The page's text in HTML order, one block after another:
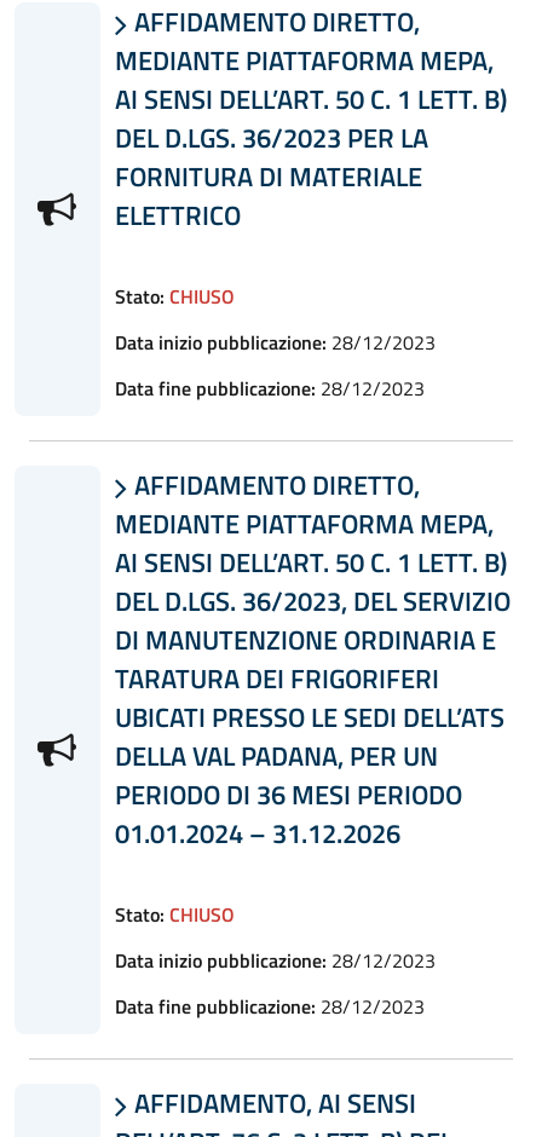
 AFFIDAMENTO DIRETTO,
MEDIANTE PIATTAFORMA MEPA,
AI SENSI DELL’ART. 50 C. 1 LETT. B)
DEL D.LGS. 36/2023 PER LA
FORNITURA DI MATERIALE
ELETTRICO
Stato: CHIUSO
Data inizio pubblicazione: 28/12/2023
Data fine pubblicazione: 28/12/2023
 AFFIDAMENTO DIRETTO,
MEDIANTE PIATTAFORMA MEPA,
AI SENSI DELL’ART. 50 C. 1 LETT. B)
DEL D.LGS. 36/2023, DEL SERVIZIO
DI MANUTENZIONE ORDINARIA E
TARATURA DEI FRIGORIFERI
UBICATI PRESSO LE SEDI DELL’ATS
DELLA VAL PADANA, PER UN
PERIODO DI 36 MESI PERIODO
01.01.2024 – 31.12.2026
Stato: CHIUSO
Data inizio pubblicazione: 28/12/2023
Data fine pubblicazione: 28/12/2023
 AFFIDAMENTO, AI SENSI